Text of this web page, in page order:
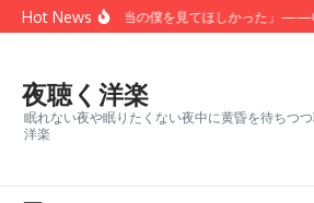
コンテンツへスキップ
Hot News
「君にだけは、本当の僕を見てほしかった」
夜聴く洋楽
眠れない夜や眠りたくない夜中に黄昏を待ちつつ
洋楽